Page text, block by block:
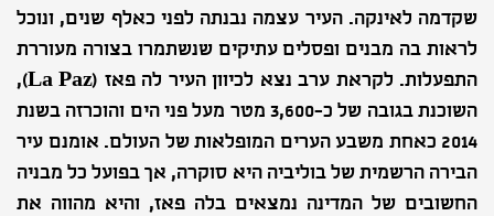
שקדמה לאינקה. העיר עצמה נבנתה לפני כאלף שנים, ונוכל
לראות בה מבנים ופסלים עתיקים שנשתמרו בצורה מעוררת
התפעלות. לקראת ערב נצא לכיוון העיר לה פאז (La Paz
),
השוכנת בגובה של כ-3,600 מטר מעל פני הים והוכרזה בשנת
2014 כאחת משבע הערים המופלאות של העולם. אומנם עיר
הבירה הרשמית של בוליביה היא סוקרה, אך בפועל כל מבניה
החשובים של המדינה נמצאים בלה פאז, והיא מהווה את